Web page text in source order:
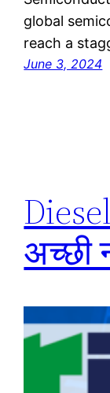
global
reach a
June 3, 2024
अच्छी